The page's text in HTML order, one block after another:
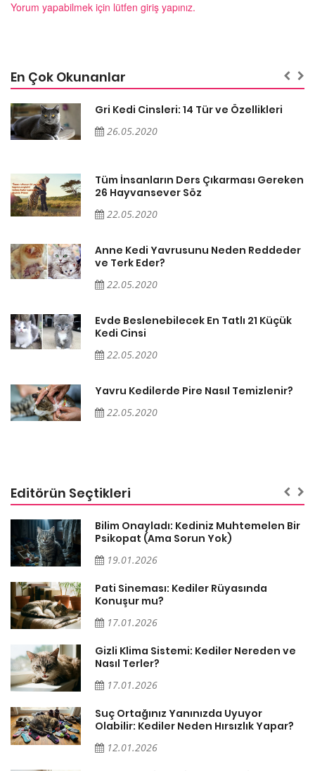
Yorum yapabilmek için lütfen giriş yapınız.
En Çok Okunanlar
Gri Kedi Cinsleri: 14 Tür ve Özellikleri
26.05.2020
Tüm İnsanların Ders Çıkarması Gereken
26 Hayvansever Söz
22.05.2020
Anne Kedi Yavrusunu Neden Reddeder
ve Terk Eder?
22.05.2020
Evde Beslenebilecek En Tatlı 21 Küçük
Kedi Cinsi
22.05.2020
Yavru Kedilerde Pire Nasıl Temizlenir?
22.05.2020
Editörün Seçtikleri
Bilim Onayladı: Kediniz Muhtemelen Bir
Psikopat (Ama Sorun Yok)
19.01.2026
Pati Sineması: Kediler Rüyasında
Konuşur mu?
17.01.2026
Gizli Klima Sistemi: Kediler Nereden ve
Nasıl Terler?
17.01.2026
Suç Ortağınız Yanınızda Uyuyor
Olabilir: Kediler Neden Hırsızlık Yapar?
12.01.2026